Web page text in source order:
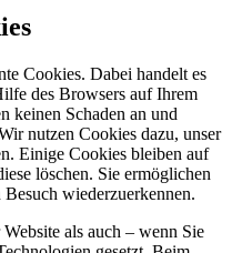
Cookies. Dabei handelt es
des Browsers auf Ihrem
keinen Schaden an und
nutzen Cookies dazu, unser
Einige Cookies bleiben auf
löschen. Sie ermöglichen
wiederzuerkennen.
als auch – wenn Sie